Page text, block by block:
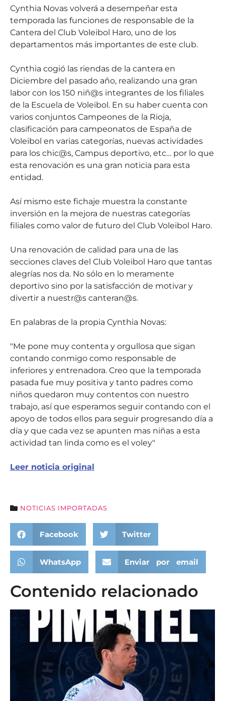
Cynthia Novas volverá a desempeñar esta
temporada las funciones de responsable de la
Cantera del Club Voleibol Haro, uno de los
departamentos más importantes de este club.
Cynthia cogió las riendas de la cantera en
Diciembre del pasado año, realizando una gran
labor con los 150 niñ@s integrantes de los filiales
de la Escuela de Voleibol. En su haber cuenta con
varios conjuntos Campeones de la Rioja,
clasificación para campeonatos de España de
Voleibol en varias categorías, nuevas actividades
para los chic@s, Campus deportivo, etc… por lo que
esta renovación es una gran noticia para esta
entidad.
Así mismo este fichaje muestra la constante
inversión en la mejora de nuestras categorías
filiales como valor de futuro del Club Voleibol Haro.
Una renovación de calidad para una de las
secciones claves del Club Voleibol Haro que tantas
alegrías nos da. No sólo en lo meramente
deportivo sino por la satisfacción de motivar y
divertir a nuestr@s canteran@s.
En palabras de la propia Cynthia Novas:
"Me pone muy contenta y orgullosa que sigan
contando conmigo como responsable de
inferiores y entrenadora. Creo que la temporada
pasada fue muy positiva y tanto padres como
niños quedaron muy contentos con nuestro
trabajo, así que esperamos seguir contando con el
apoyo de todos ellos para seguir progresando día a
día y que cada vez se apunten mas niñas a esta
actividad tan linda como es el voley"
Leer noticia original
NOTICIAS IMPORTADAS
Facebook Twitter
WhatsApp Enviar por email
Contenido relacionado